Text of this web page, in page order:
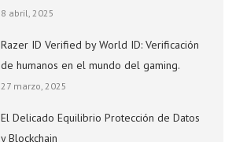
8 abril, 2025
Razer ID Verified by World ID: Verificación
de humanos en el mundo del gaming.
27 marzo, 2025
El Delicado Equilibrio Protección de Datos
y Blockchain